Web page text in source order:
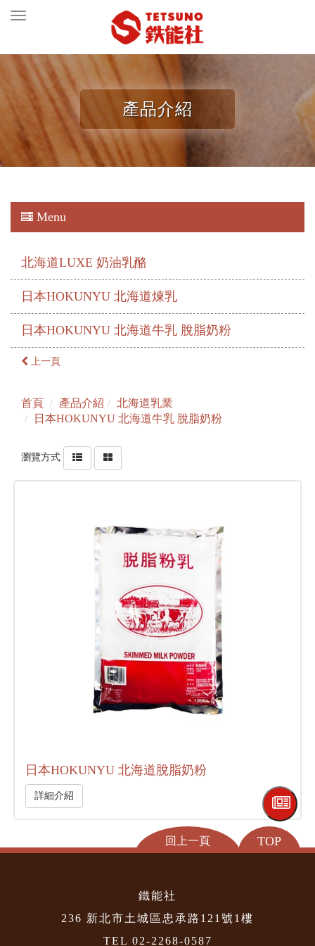
Toggle
產品介紹
Menu
北海道LUXE 奶油乳酪
日本HOKUNYU 北海道煉乳
日本HOKUNYU 北海道牛乳 脫脂奶粉
上一頁
首頁 產品介紹
北海道乳業
日本HOKUNYU 北海道牛乳 脫脂奶粉
瀏覽方式
日本HOKUNYU 北海道脫脂奶粉
詳細介紹
TOP
回上一頁
鐵能社
236 新北市土城區忠承路121號1樓
TEL 02-2268-0587